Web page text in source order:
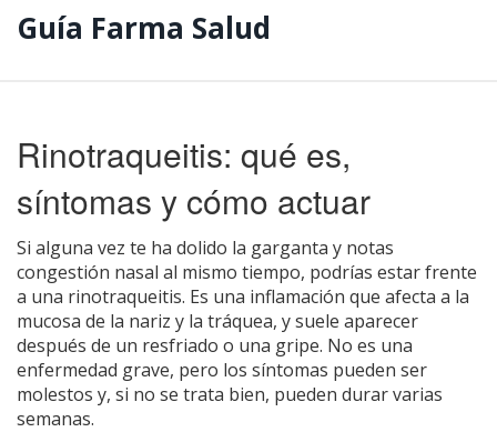
Guía Farma Salud
Rinotraqueitis: qué es,
síntomas y cómo actuar
Si alguna vez te ha dolido la garganta y notas
congestión nasal al mismo tiempo, podrías estar frente
a una rinotraqueitis. Es una inflamación que afecta a la
mucosa de la nariz y la tráquea, y suele aparecer
después de un resfriado o una gripe. No es una
enfermedad grave, pero los síntomas pueden ser
molestos y, si no se trata bien, pueden durar varias
semanas.